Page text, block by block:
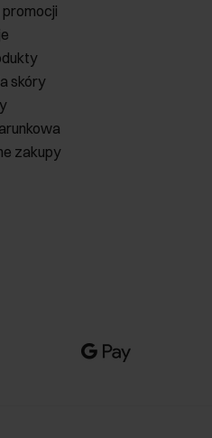
promocji
skóry
zakupy